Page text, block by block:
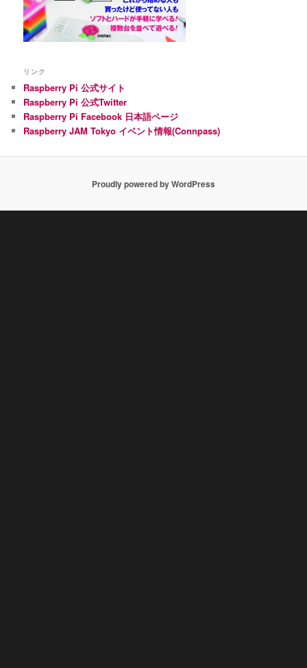
リンク
Raspberry Pi 公式サイト
Raspberry Pi 公式Twitter
Raspberry Pi Facebook 日本語ページ
Raspberry JAM Tokyo イベント情報(Connpass)
Proudly powered by WordPress